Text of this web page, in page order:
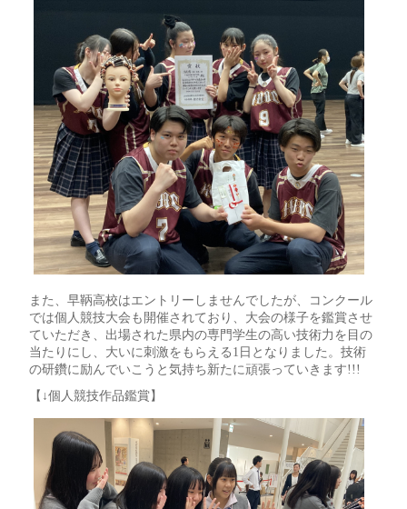
また、早鞆高校はエントリーしませんでしたが、コンクール
では個人競技大会も開催されており、大会の様子を鑑賞させ
ていただき、出場された県内の専門学生の高い技術力を目の
当たりにし、大いに刺激をもらえる1日となりました。技術
の研鑽に励んでいこうと気持ち新たに頑張っていきます!!!
【↓個人競技作品鑑賞】